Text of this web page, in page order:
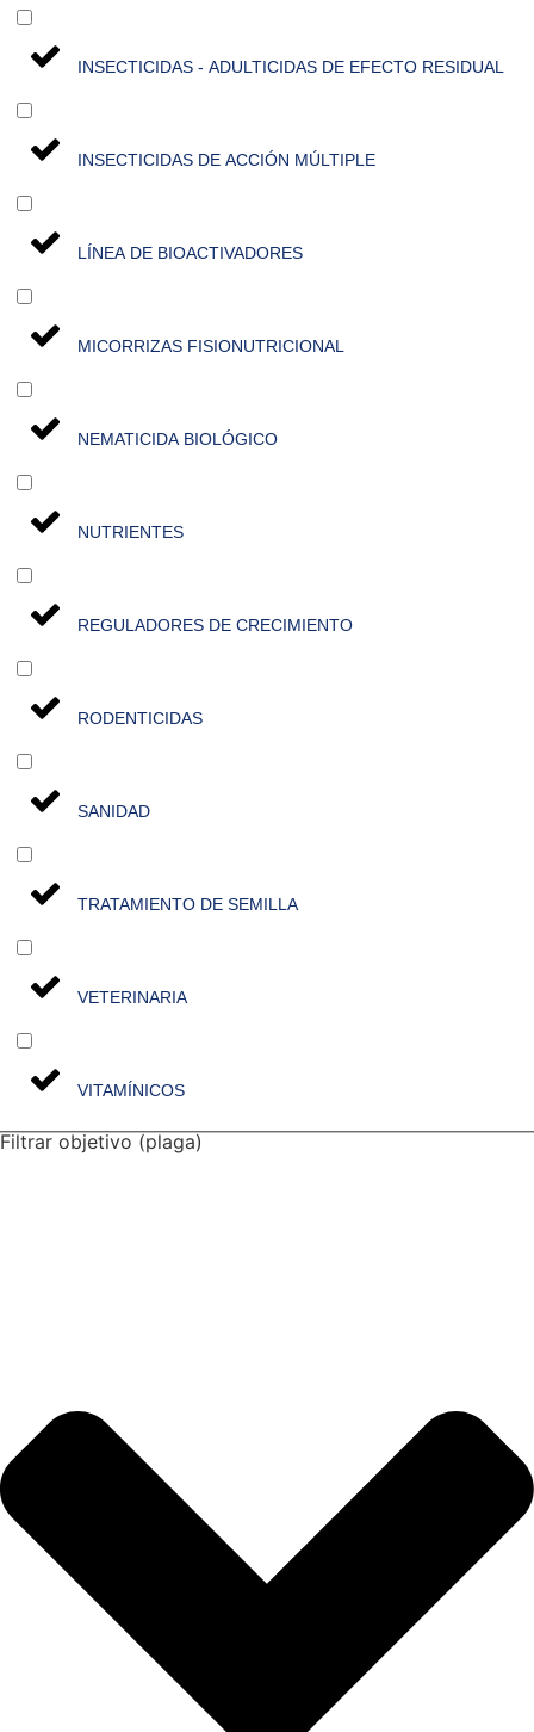
INSECTICIDAS - ADULTICIDAS DE EFECTO RESIDUAL
INSECTICIDAS DE ACCIÓN MÚLTIPLE
LÍNEA DE BIOACTIVADORES
MICORRIZAS FISIONUTRICIONAL
NEMATICIDA BIOLÓGICO
NUTRIENTES
REGULADORES DE CRECIMIENTO
RODENTICIDAS
SANIDAD
TRATAMIENTO DE SEMILLA
VETERINARIA
VITAMÍNICOS
Filtrar objetivo (plaga)